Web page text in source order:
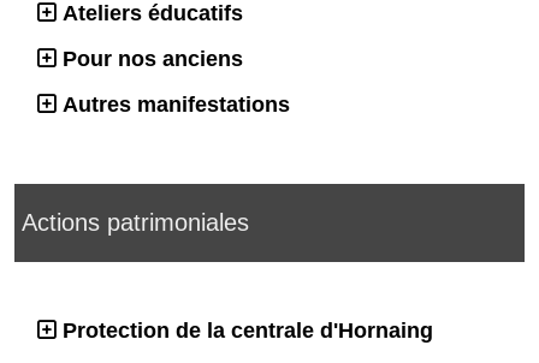
Ateliers éducatifs
Pour nos anciens
Autres manifestations
Actions patrimoniales
Protection de la centrale d'Hornaing